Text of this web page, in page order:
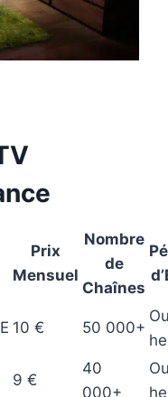
Prix
Mensuel
Nombre
de
Chaînes
10 € 50 000+
9 €
40
000+